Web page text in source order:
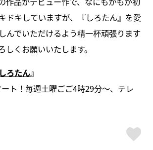
ドキしていますが、『しろたん』を愛
んでいただけるよう精一杯頑張ります
しくお願いいたします。
ろたん』
ト！毎週土曜ごご4時29分～、テレ